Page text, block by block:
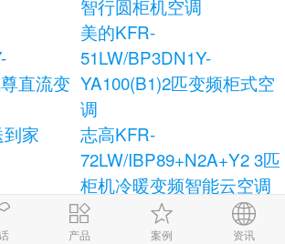
产品 案例 资讯
智行圆柜机空调
直流变
美的KFR-
51LW/BP3DN1Y-
YA100(B1)2匹变频柜式空
调
家
志高KFR-
72LW/IBP89+N2A+Y2 3匹
柜机冷暖变频智能云空调
志高KFR-72LW/AS36+N3
健康宝独立除湿柜式空调